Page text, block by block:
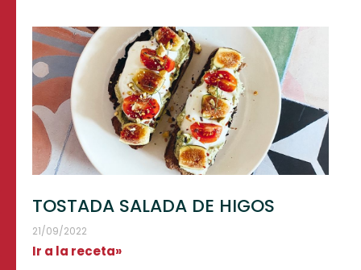
TOSTADA SALADA DE HIGOS
21/09/2022
Ir a la receta»